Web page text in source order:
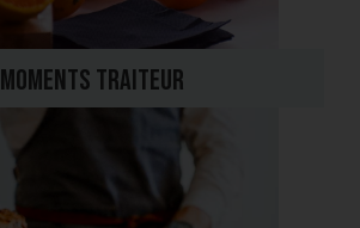
Moments traiteur